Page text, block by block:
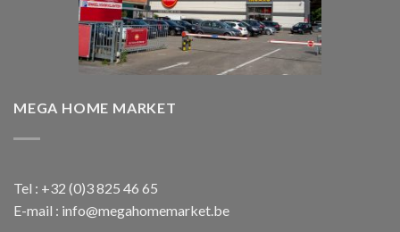
MEGA HOME MARKET
Tel : +32 (0)3 825 46 65
E-mail : info@megahomemarket.be